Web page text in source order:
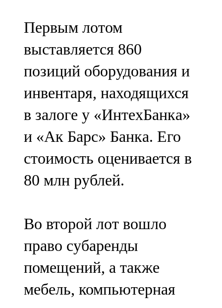
Чистай
103,0 FM
Чүпрәле
91,0 FM
Шәмәрдән
102,3 FM
Яңа чишмә
107,0 FM
105,5 FM
Первым лотом
выставляется 860
позиций оборудования и
инвентаря, находящихся
в залоге у «ИнтехБанка»
и «Ак Барс» Банка. Его
стоимость оценивается в
80 млн рублей.
Во второй лот вошло
право субаренды
помещений, а также
мебель, компьютерная